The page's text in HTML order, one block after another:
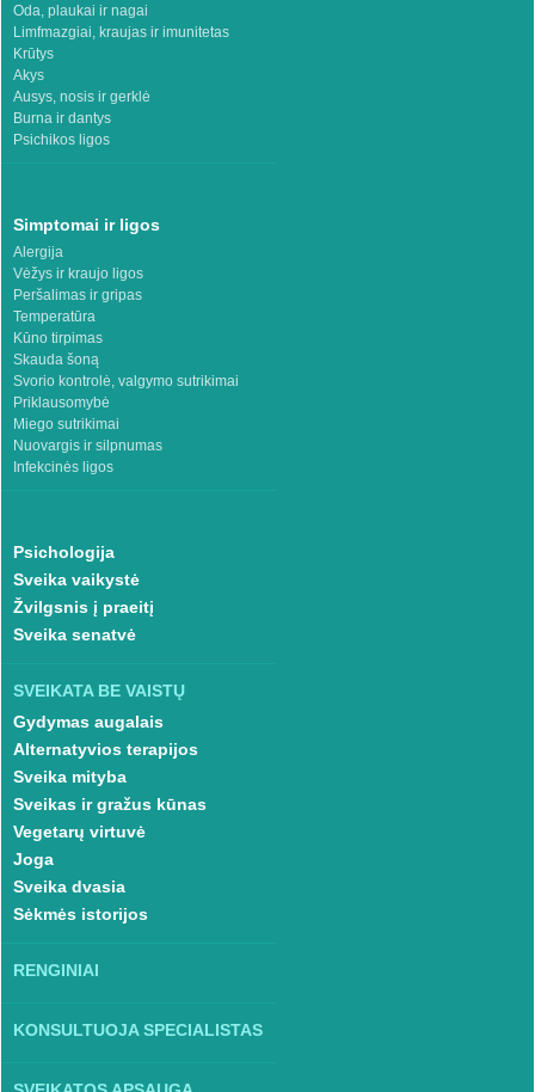
Oda, plaukai ir nagai
Limfmazgiai, kraujas ir imunitetas
Krūtys
Akys
Ausys, nosis ir gerklė
Burna ir dantys
Psichikos ligos
Simptomai ir ligos
Alergija
Vėžys ir kraujo ligos
Peršalimas ir gripas
Temperatūra
Kūno tirpimas
Skauda šoną
Svorio kontrolė, valgymo sutrikimai
Priklausomybė
Miego sutrikimai
Nuovargis ir silpnumas
Infekcinės ligos
Psichologija
Sveika vaikystė
Žvilgsnis į praeitį
Sveika senatvė
SVEIKATA BE VAISTŲ
Gydymas augalais
Alternatyvios terapijos
Sveika mityba
Sveikas ir gražus kūnas
Vegetarų virtuvė
Joga
Sveika dvasia
Sėkmės istorijos
RENGINIAI
KONSULTUOJA SPECIALISTAS